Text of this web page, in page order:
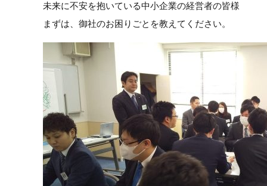
未来に不安を抱いている中小企業の経営者の皆様
まずは、御社のお困りごとを教えてください。